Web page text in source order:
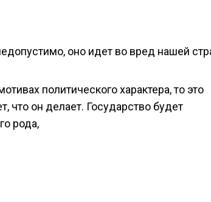
оно идет во вред нашей
политического характера, то это
что он делает. Государство будет
рода,